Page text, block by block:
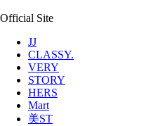
Official Site
JJ
CLASSY.
VERY
STORY
HERS
Mart
美ST